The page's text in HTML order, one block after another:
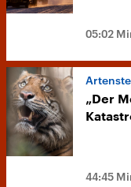
05:02
„Der
44:45